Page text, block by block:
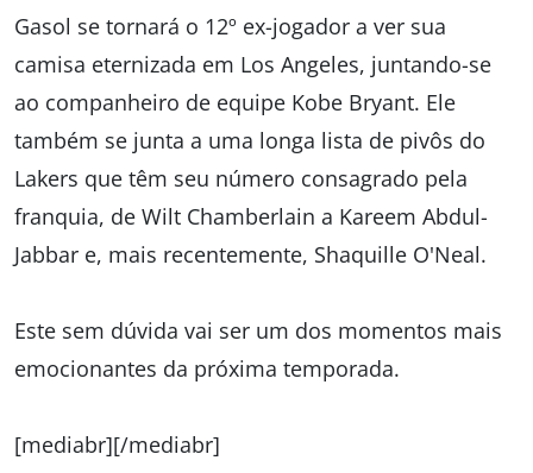
Gasol se tornará o 12º ex-jogador a ver sua
camisa eternizada em Los Angeles, juntando-se
ao companheiro de equipe Kobe Bryant. Ele
também se junta a uma longa lista de pivôs do
Lakers que têm seu número consagrado pela
franquia, de Wilt Chamberlain a Kareem Abdul-
Jabbar e, mais recentemente, Shaquille O'Neal.
Este sem dúvida vai ser um dos momentos mais
emocionantes da próxima temporada.
[mediabr][/mediabr]